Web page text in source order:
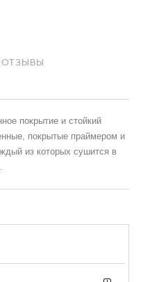
ОТЗЫВЫ
покрытие и стойкий
покрытые праймером и
из которых сушится в